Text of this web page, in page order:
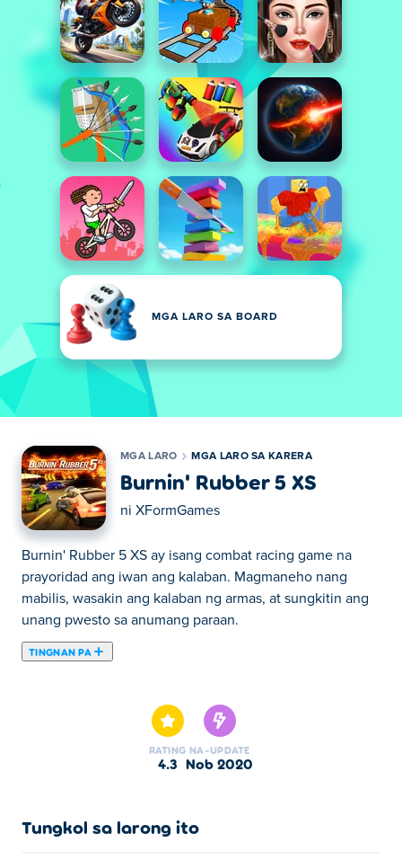
MGA LARO SA BOARD
MGA LARO MGA LARO SA KARERA
Burnin' Rubber 5 XS
ni XFormGames
Burnin' Rubber 5 XS ay isang combat racing game na
prayoridad ang iwan ang kalaban. Magmaneho nang
mabilis, wasakin ang kalaban ng armas, at sungkitin ang
unang pwesto sa anumang paraan.
TINGNAN PA
RATING
4.3
NA-UPDATE
Nob 2020
Tungkol sa larong ito